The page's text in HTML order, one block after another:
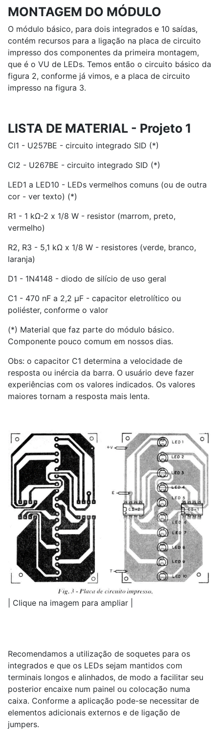
MONTAGEM DO MÓDULO
O módulo básico, para dois integrados e 10 saídas,
contém recursos para a ligação na placa de circuito
impresso dos componentes da primeira montagem,
que é o VU de LEDs. Temos então o circuito básico da
figura 2, conforme já vimos, e a placa de circuito
impresso na figura 3.
LISTA DE MATERIAL - Projeto 1
Cl1 - U257BE - circuito integrado SID (*)
Cl2 - U267BE - circuito integrado SID (*)
LED1 a LED10 - LEDs vermelhos comuns (ou de outra
cor - ver texto) (*)
R1 - 1 kΩ-2 x 1/8 W - resistor (marrom, preto,
vermelho)
R2, R3 - 5,1 kΩ x 1/8 W - resistores (verde, branco,
laranja)
D1 - 1N4148 - diodo de silício de uso geral
C1 - 470 nF a 2,2 µF - capacitor eletrolítico ou
poliéster, conforme o valor
(*) Material que faz parte do módulo básico.
Componente pouco comum em nossos dias.
Obs: o capacitor C1 determina a velocidade de
resposta ou inércia da barra. O usuário deve fazer
experiências com os valores indicados. Os valores
maiores tornam a resposta mais lenta.
| Clique na imagem para ampliar |
Recomendamos a utilização de soquetes para os
integrados e que os LEDs sejam mantidos com
terminais longos e alinhados, de modo a facilitar seu
posterior encaixe num painel ou colocação numa
caixa. Conforme a aplicação pode-se necessitar de
elementos adicionais externos e de ligação de
jumpers.